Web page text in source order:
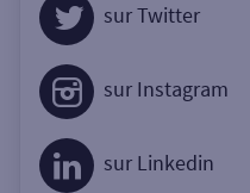
sur Twitter
sur Instagram
sur Linkedin